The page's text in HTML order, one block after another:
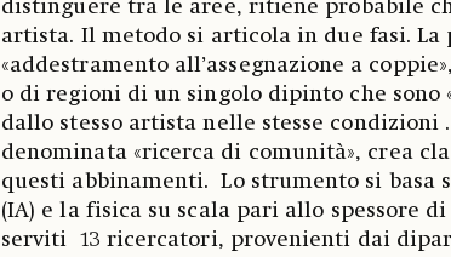
distinguere tra le aree, ritiene probabile
artista. Il metodo si articola in due fasi.
«addestramento all’assegnazione a
o di regioni di un singolo dipinto che sono
dallo stesso artista nelle stesse condizioni .
denominata «ricerca di comunità», crea
questi abbinamenti. Lo strumento si basa
(IA) e la fisica su scala pari allo spessore di
serviti 13 ricercatori, provenienti dai